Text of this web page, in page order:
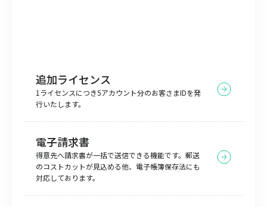
追加ライセンス
1ライセンスにつき5アカウント分のお客さまIDを発
行いたします。
電子請求書
得意先へ請求書が一括で送信できる機能です。郵送
のコストカットが見込める他、電子帳簿保存法にも
対応しております。